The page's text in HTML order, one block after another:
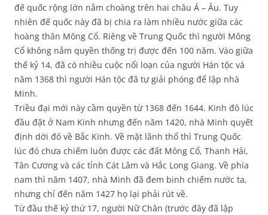
đế quốc rộng lớn nằm choàng trên hai châu Á – Âu. Tuy
nhiên đế quốc này đã bị chia ra làm nhiều nước giữa các
hoàng thân Mông Cổ. Riêng về Trung Quốc thì người Mông
Cổ không nắm quyền thống trị được đến 100 năm. Vào giữa
thế kỷ 14, đã có nhiều cuộc nổi loạn của người Hán tộc và
năm 1368 thì người Hán tộc đã tự giải phóng để lập nhà
Minh.
Triều đại mới này cầm quyền từ 1368 đến 1644. Kinh đô lúc
đầu đặt ở Nam Kinh nhưng đến năm 1420, nhà Minh quyết
định dời đô về Bắc Kinh. Về mặt lãnh thổ thì Trung Quốc
lúc đó chưa chiếm luôn được các đất Mông Cổ, Thanh Hải,
Tân Cương và các tỉnh Cát Lâm và Hắc Long Giang. Về phía
nam thì năm 1407, nhà Minh đã đem binh chiếm nước ta,
nhưng chỉ đến năm 1427 họ lại phải rút về.
Từ đầu thế kỷ thứ 17, người Nữ Chân (trước đây đã lập